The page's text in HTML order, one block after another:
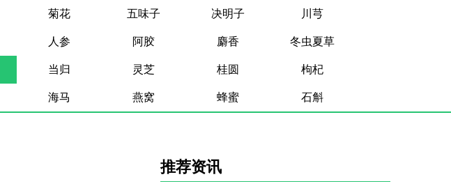
菊花 五味子 决明子 川芎
人参 阿胶 麝香 冬虫夏草
当归 灵芝 桂圆 枸杞
海马 燕窝 蜂蜜 石斛
推荐资讯